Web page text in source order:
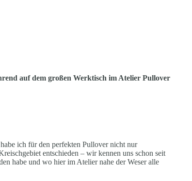
auf dem großen Werktisch im Atelier Pullover
ich für den perfekten Pullover nicht nur
entschieden – wir kennen uns schon seit
habe und wo hier im Atelier nahe der Weser alle